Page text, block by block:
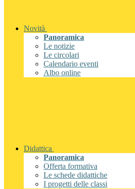
Novità
Panoramica
Le notizie
Le circolari
Calendario eventi
Albo online
Didattica
Panoramica
Offerta formativa
Le schede didattiche
I progetti delle classi